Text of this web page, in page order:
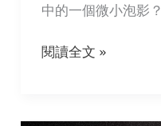
中的一個微小泡影？
大
閱讀全文 »